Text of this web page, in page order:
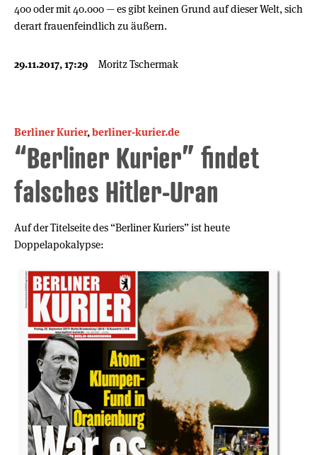
400 oder mit 40.000 — es gibt keinen Grund auf dieser Welt, sich
derart frauenfeindlich zu äußern.
29.11.2017, 17:29 Moritz Tschermak
Berliner Kurier,berliner-kurier.de
“Berliner Kurier” findet
falsches Hitler-Uran
Auf der Titelseite des “Berliner Kuriers” ist heute
Doppelapokalypse: